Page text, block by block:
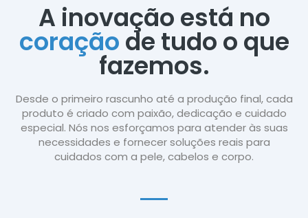
A inovação está no
coração de tudo o que
fazemos.
Desde o primeiro rascunho até a produção final, cada
produto é criado com paixão, dedicação e cuidado
especial. Nós nos esforçamos para atender às suas
necessidades e fornecer soluções reais para
cuidados com a pele, cabelos e corpo.